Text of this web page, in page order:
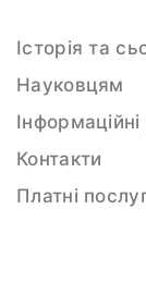
Історія та
Науковцям
Контакти
Платні